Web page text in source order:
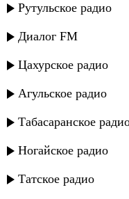
Рутульское радио
Диалог FM
Цахурское радио
Агульское радио
Табасаранское
Ногайское радио
Татское радио
Эльдар
Dj Xenon -
Марина Алиева -
Эльдар